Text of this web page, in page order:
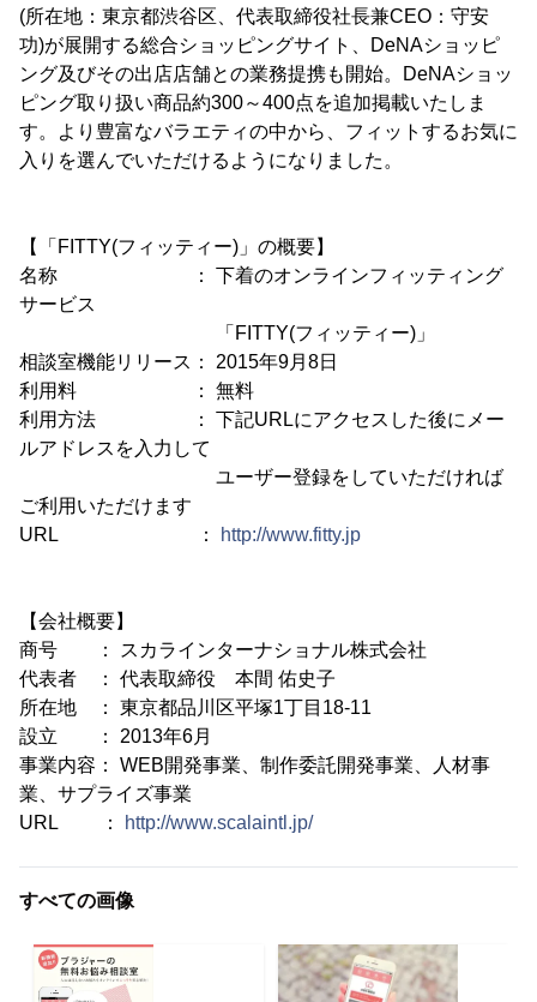
(所在地：東京都渋谷区、代表取締役社長兼CEO：守安
功)が展開する総合ショッピングサイト、DeNAショッピ
ング及びその出店店舗との業務提携も開始。DeNAショッ
ピング取り扱い商品約300～400点を追加掲載いたしま
す。より豊富なバラエティの中から、フィットするお気に
入りを選んでいただけるようになりました。
【「FITTY(フィッティー)」の概要】
名称 ： 下着のオンラインフィッティング
サービス
「FITTY(フィッティー)」
相談室機能リリース： 2015年9月8日
利用料 ： 無料
利用方法 ： 下記URLにアクセスした後にメー
ルアドレスを入力して
ユーザー登録をしていただければ
ご利用いただけます
URL ：
http://www.fitty.jp
【会社概要】
商号 ： スカラインターナショナル株式会社
代表者 ： 代表取締役 本間 佑史子
所在地 ： 東京都品川区平塚1丁目18-11
設立 ： 2013年6月
事業内容： WEB開発事業、制作委託開発事業、人材事
業、サプライズ事業
URL ：
http://www.scalaintl.jp/
すべての画像